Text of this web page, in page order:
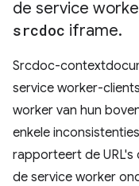
de service
srcdoc iframe.
Srcdoc-
service worker-
worker van hun
enkele
rapporteert de URL's
de service worker